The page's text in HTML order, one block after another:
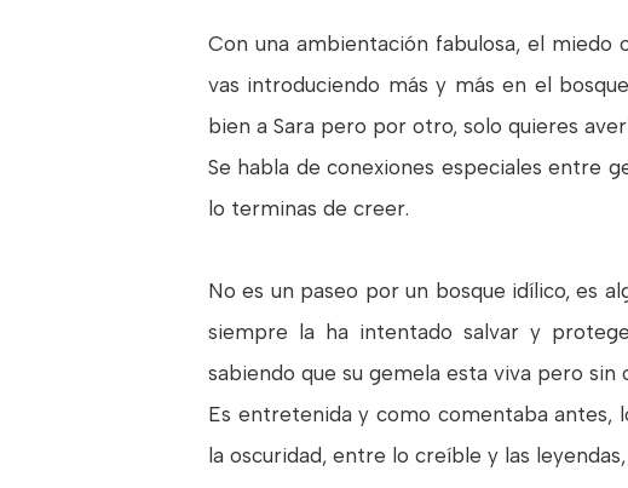
Con una ambientación fabulosa, el
vas introduciendo más y más en el
bien a Sara pero por otro, solo quieres
Se habla de conexiones especiales entre
lo terminas de creer.
No es un paseo por un bosque idílico, es
siempre la ha intentado salvar y
sabiendo que su gemela esta viva pero
Es entretenida y como comentaba antes,
la oscuridad, entre lo creíble y las